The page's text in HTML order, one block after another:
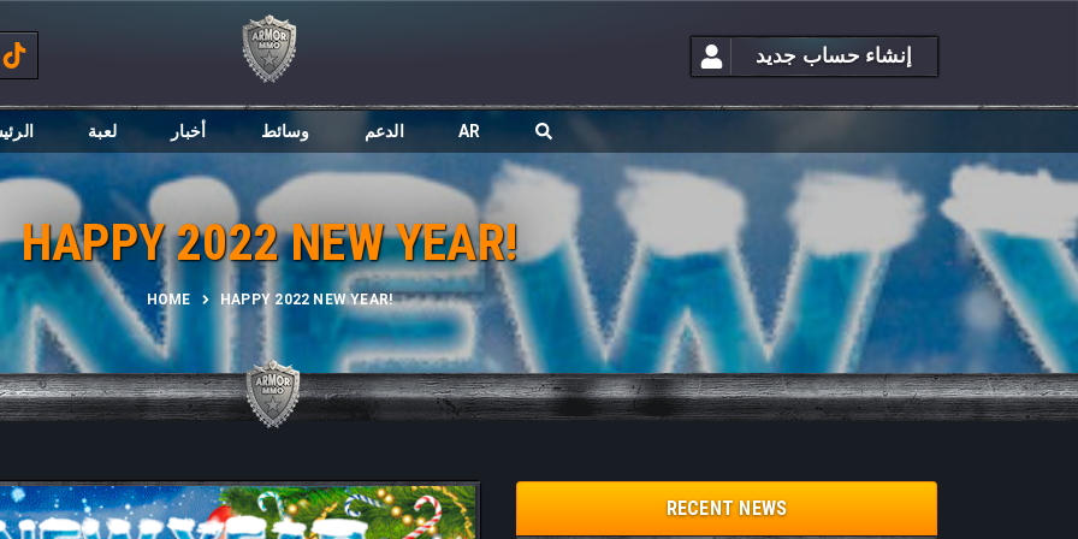
إنشاء حساب جديد
لعبة أخبار وسائط الدعم AR
HAPPY 2022 NEW YEAR!
HOME HAPPY 2022 NEW YEAR!
RECENT NEWS